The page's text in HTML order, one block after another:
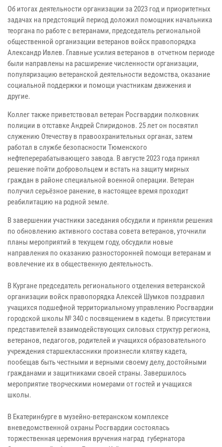
Об итогах деятельности организации за 2023 год и приоритетных
задачах на предстоящий период доложил помощник начальника
теоргана по работе с ветеранами, председатель региональной
общественной организации ветеранов войск правопорядка
Александр Ивлев. Главные усилия ветеранов в отчетном периоде
были направлены на расширение численности организации,
популяризацию ветеранской деятельности ведомства, оказание
социальной поддержки и помощи участникам движения и
другие.
Коллег также приветствовал ветеран Росгвардии полковник
полиции в отставке Андрей Спиридонов. 25 лет он посвятил
служению Отечеству в правоохранительных органах, затем
работал в службе безопасности Тюменского
нефтеперерабатывающего завода. В августе 2023 года принял
решение пойти добровольцем и встать на защиту мирных
граждан в районе специальной военной операции. Ветеран
получил серьёзное ранение, в настоящее время проходит
реабилитацию на родной земле.
В завершении участники заседания обсудили и приняли решения
по обновлению активного состава совета ветеранов, уточнили
планы мероприятий в текущем году, обсудили новые
направления по оказанию разносторонней помощи ветеранам и
вовлечение их в общественную деятельность.
В Кургане председатель регионального отделения ветеранской
организации войск правопорядка Алексей Шумков поздравил
учащихся подшефной территориальному управлению Росгвардии
городской школы № 340 с посвящением в кадеты. В присутствии
представителей взаимодействующих силовых структур региона,
ветеранов, педагогов, родителей и учащихся образовательного
учреждения старшеклассники произнесли клятву кадета,
пообещав быть честными и верными своему делу, достойными
гражданами и защитниками своей страны. Завершилось
мероприятие творческими номерами от гостей и учащихся
школы.
В Екатеринбурге в музейно-ветеранском комплексе
вневедомственной охраны Росгвардии состоялась
торжественная церемония вручения наград губернатора